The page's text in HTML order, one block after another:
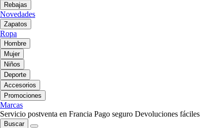
Rebajas
Novedades
Zapatos
Ropa
Hombre
Mujer
Niños
Deporte
Accesorios
Promociones
Marcas
Servicio postventa en Francia Pago seguro Devoluciones fáciles
Buscar